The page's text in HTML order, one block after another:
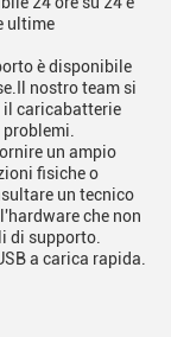
ultime
è disponibile
nostro team si
il caricabatterie
un ampio
fisiche o
un tecnico
che non
di supporto.
a carica rapida.